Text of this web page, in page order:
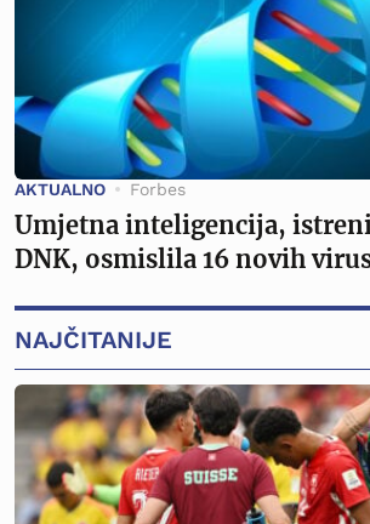
AKTUALNO Forbes
Umjetna inteligencija,
DNK, osmislila 16 novih
NAJČITANIJE